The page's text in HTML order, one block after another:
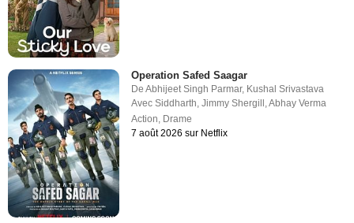
Operation Safed Saagar
DeAbhijeet Singh Parmar, Kushal Srivastava
AvecSiddharth,Jimmy Shergill ,Abhay Verma
Action, Drame
7 août 2026 sur Netflix